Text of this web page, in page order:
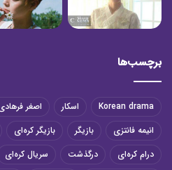
برچسب‌ها
Korean drama اسکار اصغر
انیمه فانتزی
بازیگر بازیگر کره‌ای
درام کره‌ای
درگذشت سریال کره‌ای